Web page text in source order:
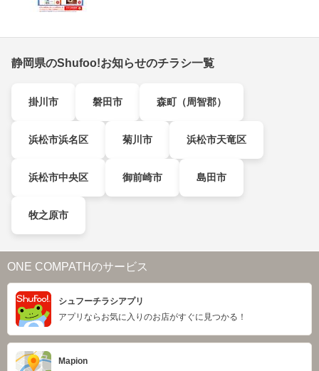
静岡県のShufoo!お知らせのチラシ一覧
掛川市 磐田市 森町（周智郡）
浜松市浜名区 菊川市 浜松市天竜区
浜松市中央区 御前崎市 島田市
牧之原市
ONE COMPATHのサービス
シュフーチラシアプリ
アプリならお気に入りのお店がすぐに見つかる！
Mapion